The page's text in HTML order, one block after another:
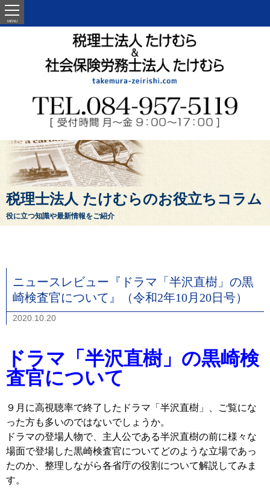
MENU
税理士法人 たけむらのお役立ちコラム
役に立つ知識や最新情報をご紹介
ニュースレビュー『ドラマ「半沢直樹」の黒
崎検査官について』（令和2年10月20日号）
2020.10.20
ドラマ「半沢直樹」の黒崎検
査官について
９月に高視聴率で終了したドラマ「半沢直樹」、ご覧にな
った方も多いのではないでしょうか。
ドラマの登場人物で、主人公である半沢直樹の前に様々な
場面で登場した黒崎検査官についてどのような立場であっ
たのか、整理しながら各省庁の役割について解説してみま
す。